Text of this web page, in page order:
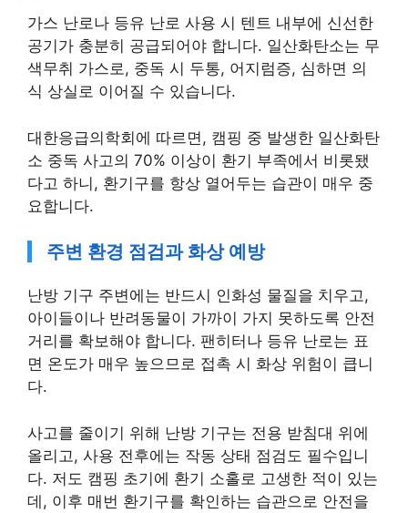
가스 난로나 등유 난로 사용 시 텐트 내부에 신선한
공기가 충분히 공급되어야 합니다. 일산화탄소는 무
색무취 가스로, 중독 시 두통, 어지럼증, 심하면 의
식 상실로 이어질 수 있습니다.
대한응급의학회에 따르면, 캠핑 중 발생한 일산화탄
소 중독 사고의 70% 이상이 환기 부족에서 비롯됐
다고 하니, 환기구를 항상 열어두는 습관이 매우 중
요합니다.
주변 환경 점검과 화상 예방
난방 기구 주변에는 반드시 인화성 물질을 치우고,
아이들이나 반려동물이 가까이 가지 못하도록 안전
거리를 확보해야 합니다. 팬히터나 등유 난로는 표
면 온도가 매우 높으므로 접촉 시 화상 위험이 큽니
다.
사고를 줄이기 위해 난방 기구는 전용 받침대 위에
올리고, 사용 전후에는 작동 상태 점검도 필수입니
다. 저도 캠핑 초기에 환기 소홀로 고생한 적이 있는
데, 이후 매번 환기구를 확인하는 습관으로 안전을